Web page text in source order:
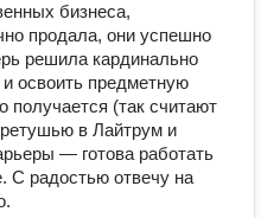
бизнеса,
продала, они успешно
решила кардинально
освоить предметную
(так считают
в Лайтрум и
— готова работать
С радостью отвечу на